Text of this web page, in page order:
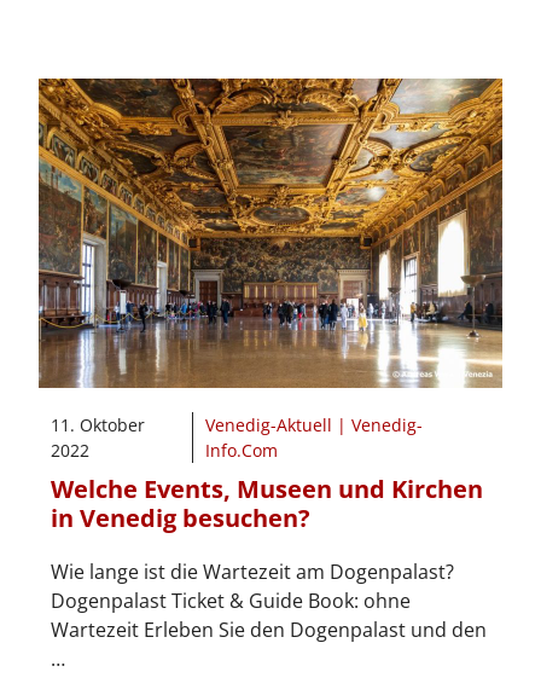
11. Oktober
2022
Venedig-Aktuell | Venedig-
Info.Com
Welche Events, Museen und Kirchen
in Venedig besuchen?
Wie lange ist die Wartezeit am Dogenpalast?
Dogenpalast Ticket & Guide Book: ohne
Wartezeit Erleben Sie den Dogenpalast und den
…